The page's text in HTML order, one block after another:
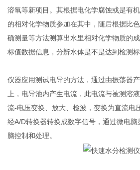
溶氧等新项目。其根据电化学腐蚀或是有
的相对化学物质参加在其中，随后根据比
确测量等方法测算出水里相对化学物质的
标值数据信息，分辨水体是不是达到检测标
仪器应用测试电导的方法，通过由振荡器
上，电导池内产生电流，此电流与被测溶
流-电压变换、放大、检波，变换为直流电
经A/D转换器转换成数字信号，通过微电
脑控制和处理。